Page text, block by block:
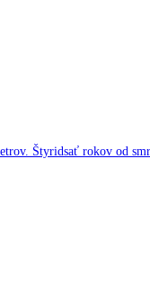
Štyridsať rokov od